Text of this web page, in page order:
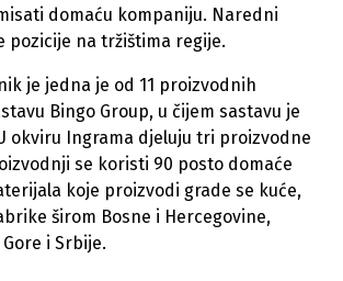
domaću kompaniju. Naredni
pozicije na tržištima regije.
je jedna je od 11 proizvodnih
Bingo Group, u čijem sastavu je
okviru Ingrama djeluju tri proizvodne
se koristi 90 posto domaće
koje proizvodi grade se kuće,
širom Bosne i Hercegovine,
i Srbije.